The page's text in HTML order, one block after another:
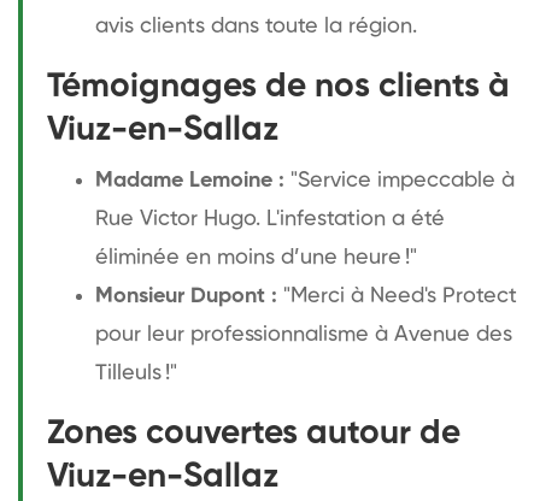
avis clients dans toute la région.
Témoignages de nos clients à
Viuz-en-Sallaz
Madame Lemoine : "Service impeccable à
Rue Victor Hugo. L'infestation a été
éliminée en moins d’une heure !"
Monsieur Dupont : "Merci à Need's Protect
pour leur professionnalisme à Avenue des
Tilleuls !"
Zones couvertes autour de
Viuz-en-Sallaz